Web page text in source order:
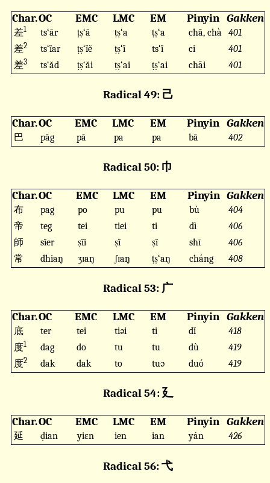
Char.OC EMC LMC EM Pinyin Gakken
差1 ts‘ăr ṭṣ‘ă ṭṣ‘a ṭṣ‘a chā, chà
401
差2 ts‘ïar ṭṣ‘ïĕ ṭṣ‘ï ts‘ï ci
401
差3 ts‘ăd ṭṣ‘ăi ṭṣ‘ai ṭṣ‘ai chāi 401
Radical 49: 己
Char.OC EMC LMC EM Pinyin Gakken
巴 păg pă pa pa bā 402
Radical 50: 巾
Char.OC EMC LMC EM Pinyin Gakken
布 pag po pu pu bù
404
帝
teg tei tiei ti dì
406
師
sïer ṣïi ṣï ṣï shī
406
常
dhiaŋ ʒɪaŋ ʃɪaŋ ṭṣ‘aŋ cháng 408
Radical 53: 广
Char.OC EMC LMC EM Pinyin Gakken
底 ter tei tiəi ti dǐ
418
度1 dag do tu tu dù
419
度2 dak dak to tuə duó 419
Radical 54: 廴
Char.OC EMC LMC EM Pinyin Gakken
延 ḍian yiɛn ien ian yán 426
Radical 56: 弋